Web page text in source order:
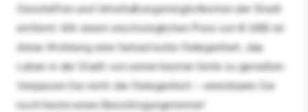
Geschäften und Unterhaltungsmöglichkeiten der Stadt
entfernt. Mit einem erschwinglichen Preis von € 688 ist
diese Wohnung eine fantastische Gelegenheit, das
Leben in der Stadt von seiner besten Seite zu genießen.
Verpassen Sie nicht die Gelegenheit - vereinbaren Sie
noch heute einen Besichtigungstermin!